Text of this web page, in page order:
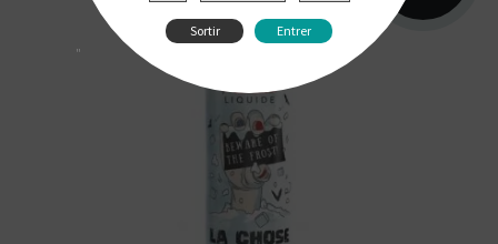
Arômes : fraicheur, fruits à coque, noisette,
café, caramel. E-liquide Le French Liquide
Sortir
Entrer
"